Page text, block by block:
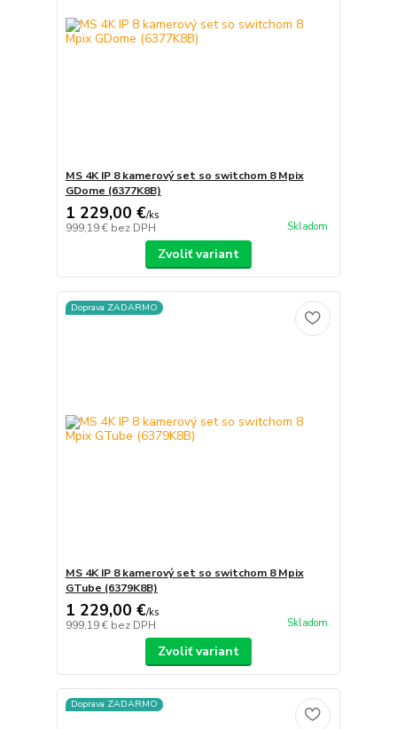
MS 4K IP 8 kamerový set so switchom 8 Mpix
GDome (6377K8B)
1 229,00 €/ks
999,19 € bez DPH Skladom
Zvoliť variant
Doprava ZADARMO
MS 4K IP 8 kamerový set so switchom 8 Mpix
GTube (6379K8B)
1 229,00 €/ks
999,19 € bez DPH Skladom
Zvoliť variant
Doprava ZADARMO